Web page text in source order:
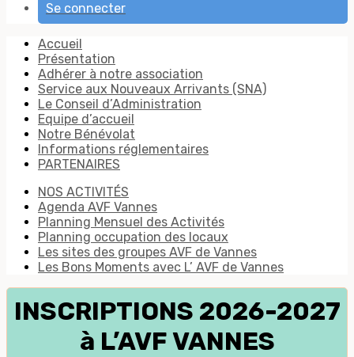
Se connecter
Accueil
Présentation
Adhérer à notre association
Service aux Nouveaux Arrivants (SNA)
Le Conseil d’Administration
Equipe d’accueil
Notre Bénévolat
Informations réglementaires
PARTENAIRES
NOS ACTIVITÉS
Agenda AVF Vannes
Planning Mensuel des Activités
Planning occupation des locaux
Les sites des groupes AVF de Vannes
Les Bons Moments avec L’ AVF de Vannes
INSCRIPTIONS 2026-2027
à L’AVF VANNES